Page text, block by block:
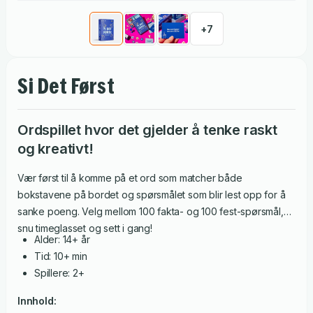
+7
Si Det Først
Ordspillet hvor det gjelder å tenke raskt
og kreativt!
Vær først til å komme på et ord som matcher både
bokstavene på bordet og spørsmålet som blir lest opp for å
sanke poeng. Velg mellom 100 fakta- og 100 fest-spørsmål,
snu timeglasset og sett i gang!
Alder: 14+ år
Tid: 10+ min
Spillere: 2+
Innhold: